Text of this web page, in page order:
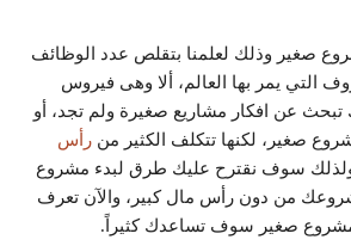
صغير وذلك لعلمنا بتقلص عدد الوظائف
التي يمر بها العالم، ألا وهى فيروس
تبحث عن افكار مشاريع صغيرة ولم تجد، أو
صغير، لكنها تتكلف الكثير من رأس
ولذلك سوف نقترح عليك طرق لبدء مشروع
من دون رأس مال كبير، والآن تعرف
صغير سوف تساعدك كثيراً.